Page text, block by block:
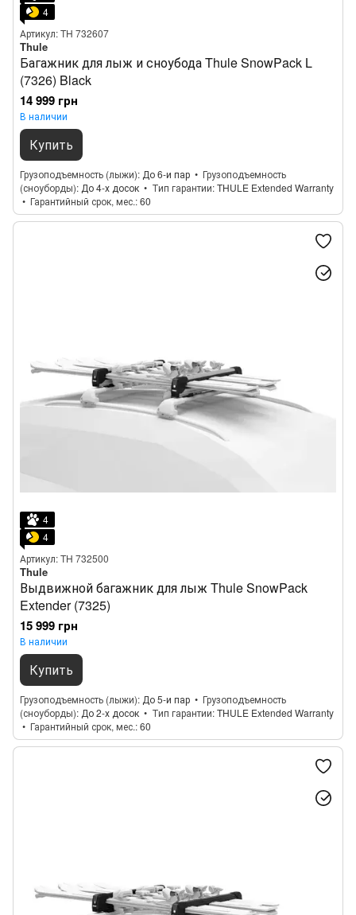
4
Артикул: TH 732607
Thule
Багажник для лыж и сноубода Thule SnowPack L
(7326) Black
14 999 грн
В наличии
Купить
Грузоподъемность (лыжи) До 6-и пар
Грузоподъемность
(сноуборды) До 4-х досок Тип гарантии THULE Extended Warranty
Гарантийный срок, мес. 60
4
4
Артикул: TH 732500
Thule
Выдвижной багажник для лыж Thule SnowPack
Extender (7325)
15 999 грн
В наличии
Купить
Грузоподъемность (лыжи) До 5-и пар
Грузоподъемность
(сноуборды) До 2-х досок Тип гарантии THULE Extended Warranty
Гарантийный срок, мес. 60